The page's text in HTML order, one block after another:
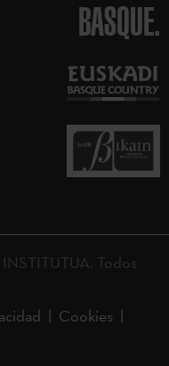
BASQUE.
Todos
Cookies